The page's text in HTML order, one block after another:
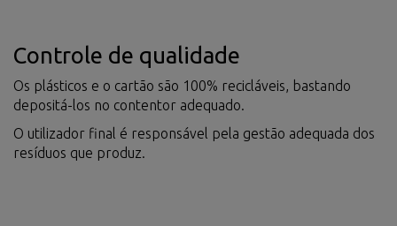
Controle de qualidade
Os plásticos e o cartão são 100% recicláveis, bastando
depositá-los no contentor adequado.
O utilizador final é responsável pela gestão adequada dos
resíduos que produz.